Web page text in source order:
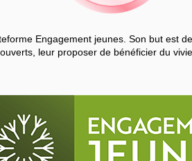
Engagement jeunes. Son but est
leur proposer de bénéficier du